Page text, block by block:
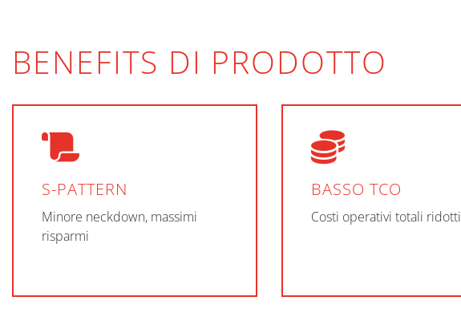
BENEFITS DI PRODOTTO
S-PATTERN
Minore neckdown, massimi
risparmi
BASSO TCO
Costi operativi totali ridotti